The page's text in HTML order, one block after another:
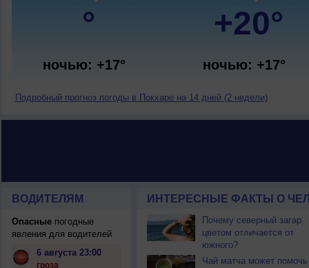
°
ночью: +17°
+20°
ночью: +17°
Подробный прогноз погоды в Покхаре на 14 дней (2 недели)
ВОДИТЕЛЯМ
Опасныепогодные
явления для водителей
6 августа 23:00
гроза
ИНТЕРЕСНЫЕ ФАКТЫ О
Почему северный загар
цветом отличается от
южного?
Чай матча может помочь